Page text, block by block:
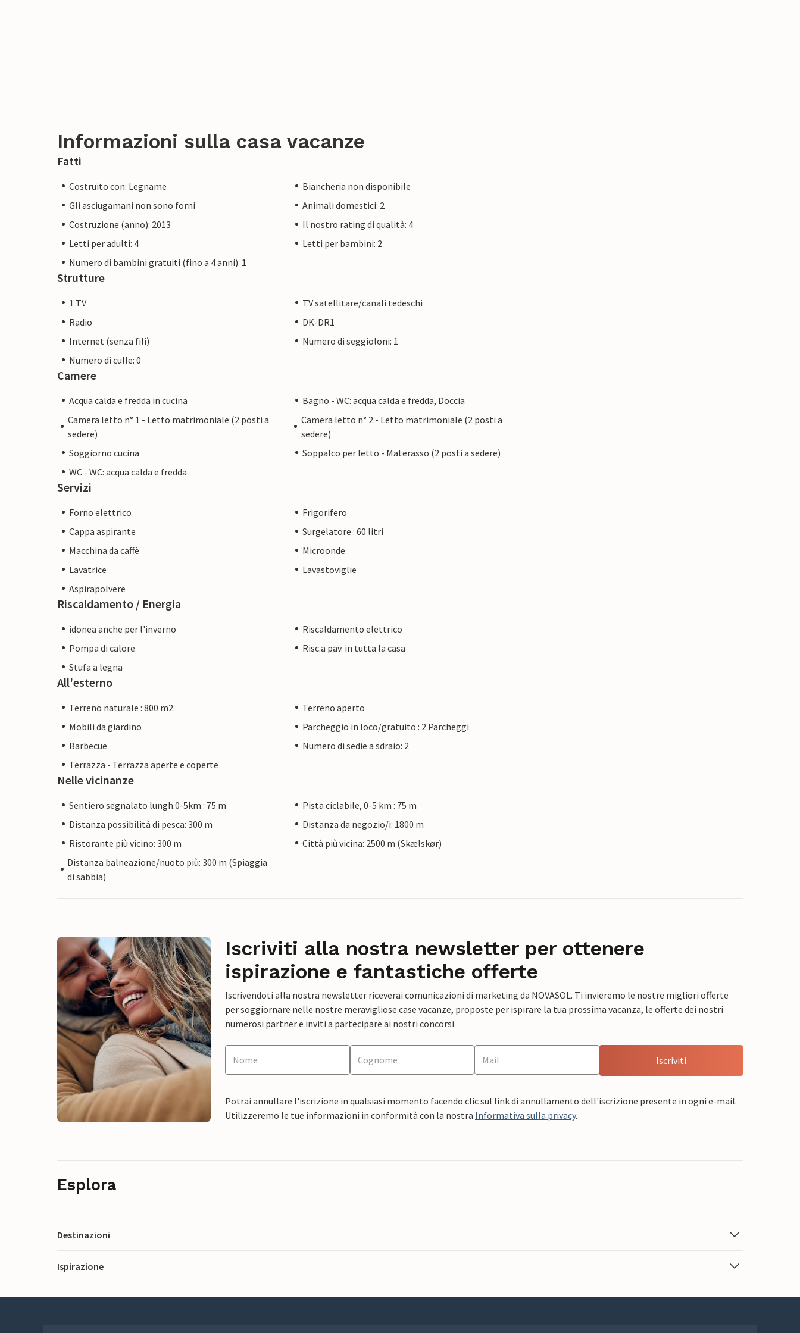
Informazioni sulla casa vacanze
Fatti
Costruito con: Legname
Biancheria non disponibile
Gli asciugamani non sono forni
Animali domestici: 2
Costruzione (anno): 2013
Il nostro rating di qualità: 4
Letti per adulti: 4
Letti per bambini: 2
Numero di bambini gratuiti (fino a 4 anni): 1
Strutture
1 TV
TV satellitare/canali tedeschi
Radio
DK-DR1
Internet (senza fili)
Numero di seggioloni: 1
Numero di culle: 0
Camere
Acqua calda e fredda in cucina
Bagno - WC: acqua calda e fredda, Doccia
Camera letto n° 1 - Letto matrimoniale (2 posti a
sedere)
Camera letto n° 2 - Letto matrimoniale (2 posti a
sedere)
Soggiorno cucina
Soppalco per letto - Materasso (2 posti a sedere)
WC - WC: acqua calda e fredda
Servizi
Forno elettrico
Frigorifero
Cappa aspirante
Surgelatore : 60 litri
Macchina da caffè
Microonde
Lavatrice
Lavastoviglie
Aspirapolvere
Riscaldamento / Energia
idonea anche per l'inverno
Riscaldamento elettrico
Pompa di calore
Risc.a pav. in tutta la casa
Stufa a legna
All'esterno
Terreno naturale : 800 m2
Terreno aperto
Mobili da giardino
Parcheggio in loco/gratuito : 2 Parcheggi
Barbecue
Numero di sedie a sdraio: 2
Terrazza - Terrazza aperte e coperte
Nelle vicinanze
Sentiero segnalato lungh.0-5km : 75 m
Pista ciclabile, 0-5 km : 75 m
Distanza possibilità di pesca: 300 m
Distanza da negozio/i: 1800 m
Ristorante più vicino: 300 m
Città più vicina: 2500 m (Skælskør)
Distanza balneazione/nuoto più: 300 m (Spiaggia
di sabbia)
Iscriviti alla nostra newsletter per ottenere
ispirazione e fantastiche offerte
Iscrivendoti alla nostra newsletter riceverai comunicazioni di marketing da NOVASOL. Ti invieremo le nostre migliori offerte
per soggiornare nelle nostre meravigliose case vacanze, proposte per ispirare la tua prossima vacanza, le offerte dei nostri
numerosi partner e inviti a partecipare ai nostri concorsi.
Iscriviti
Potrai annullare l'iscrizione in qualsiasi momento facendo clic sul link di annullamento dell'iscrizione presente in ogni e-mail.
Utilizzeremo le tue informazioni in conformità con la nostra Informativa sulla privacy.
Esplora
Destinazioni
Ispirazione